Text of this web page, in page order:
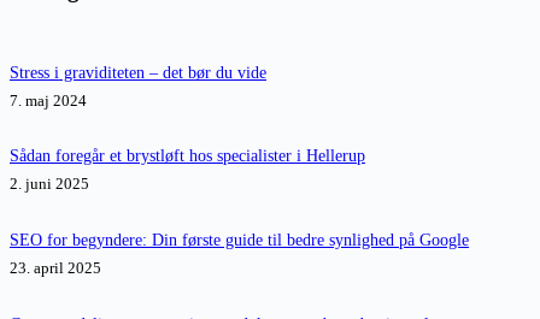
Stress i graviditeten – det bør du vide
7. maj 2024
Sådan foregår et brystløft hos specialister i Hellerup
2. juni 2025
SEO for begyndere: Din første guide til bedre synlighed på Google
23. april 2025